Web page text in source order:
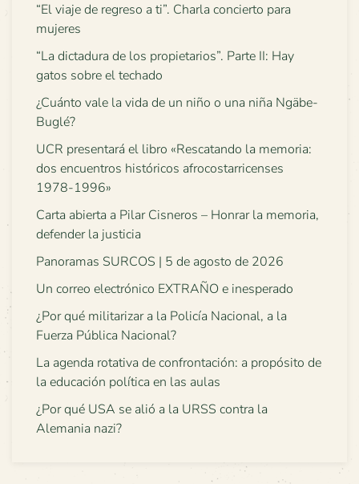
“El viaje de regreso a ti”. Charla concierto para
mujeres
“La dictadura de los propietarios”. Parte II: Hay
gatos sobre el techado
¿Cuánto vale la vida de un niño o una niña Ngäbe-
Buglé?
UCR presentará el libro «Rescatando la memoria:
dos encuentros históricos afrocostarricenses
1978-1996»
Carta abierta a Pilar Cisneros – Honrar la memoria,
defender la justicia
Panoramas SURCOS | 5 de agosto de 2026
Un correo electrónico EXTRAÑO e inesperado
¿Por qué militarizar a la Policía Nacional, a la
Fuerza Pública Nacional?
La agenda rotativa de confrontación: a propósito de
la educación política en las aulas
¿Por qué USA se alió a la URSS contra la
Alemania nazi?